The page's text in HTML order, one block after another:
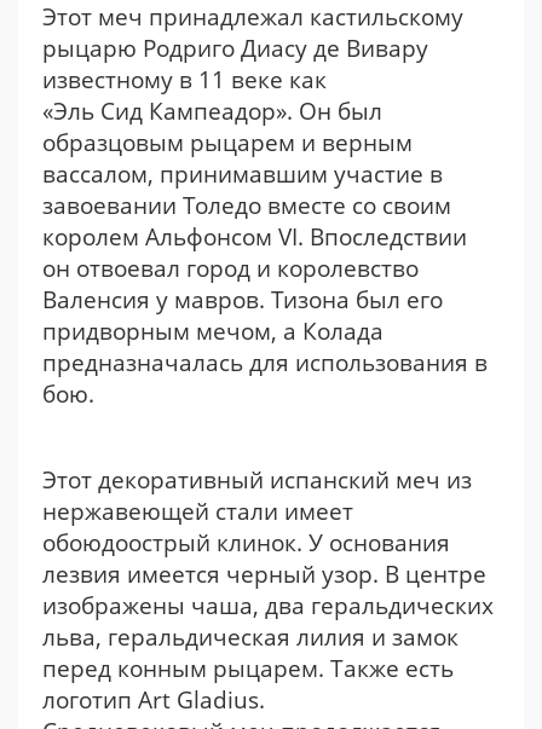
Этот меч принадлежал кастильскому
рыцарю Родриго Диасу де Вивару
известному в 11 веке как
«Эль Сид Кампеадор». Он был
образцовым рыцарем и верным
вассалом, принимавшим участие в
завоевании Толедо вместе со своим
королем Альфонсом VI. Впоследствии
он отвоевал город и королевство
Валенсия у мавров. Тизона был его
придворным мечом, а Колада
предназначалась для использования в
бою.
Этот декоративный испанский меч из
нержавеющей стали имеет
обоюдоострый клинок. У основания
лезвия имеется черный узор. В центре
изображены чаша, два геральдических
льва, геральдическая лилия и замок
перед конным рыцарем. Также есть
логотип Art Gladius.